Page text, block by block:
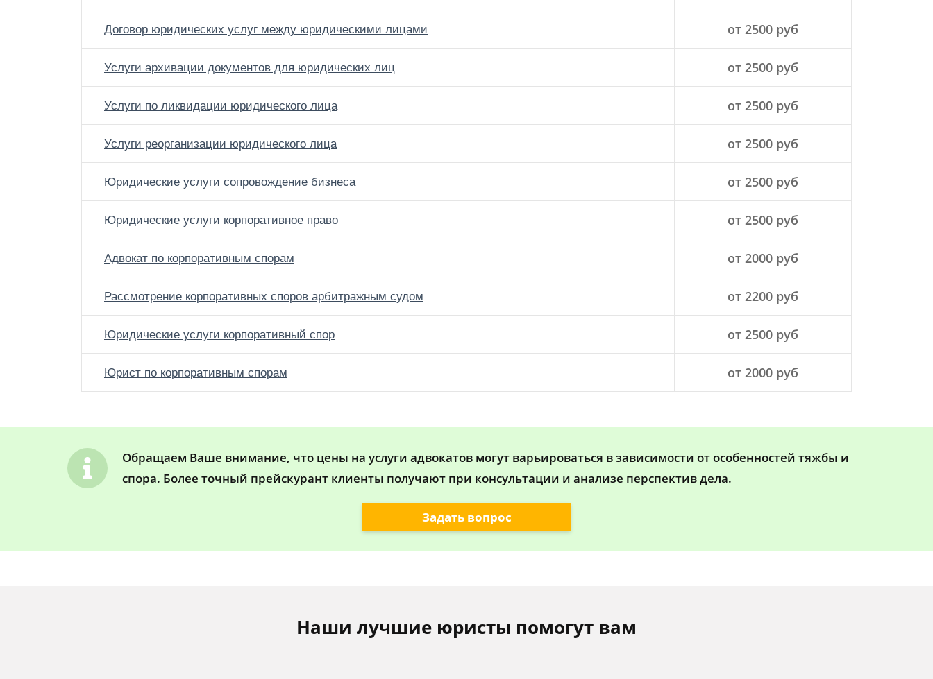
Договор юридических услуг между юридическими лицами от 2500 руб
Услуги архивации документов для юридических лиц от 2500 руб
Услуги по ликвидации юридического лица от 2500 руб
Услуги реорганизации юридического лица от 2500 руб
Юридические услуги сопровождение бизнеса от 2500 руб
Юридические услуги корпоративное право от 2500 руб
Адвокат по корпоративным спорам от 2000 руб
Рассмотрение корпоративных споров арбитражным судом от 2200 руб
Юридические услуги корпоративный спор от 2500 руб
Юрист по корпоративным спорам от 2000 руб
Обращаем Ваше внимание, что цены на услуги адвокатов могут варьироваться в зависимости от особенностей тяжбы и
спора. Более точный прейскурант клиенты получают при консультации и анализе перспектив дела.
Задать вопрос
Наши лучшие юристы помогут вам